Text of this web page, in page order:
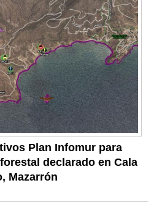
Plan Infomur para
declarado en Cala
Mazarrón